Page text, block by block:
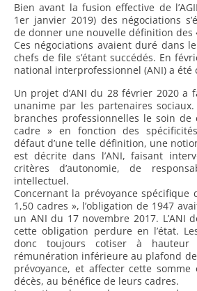
Bien avant la fusion effective de
1er janvier 2019) des négociations
de donner une nouvelle définition des
Ces négociations avaient duré dans
chefs de file s’étant succédés. En
national interprofessionnel (ANI) a été
Un projet d’ANI du 28 février 2020 a
unanime par les partenaires
branches professionnelles le soin
cadre » en fonction des
défaut d’une telle définition, une
est décrite dans l’ANI, faisant
critères d’autonomie, de
intellectuel.
Concernant la prévoyance spécifique
1,50 cadres », l’obligation de 1947
un ANI du 17 novembre 2017. L’ANI
cette obligation perdure en l’état.
donc toujours cotiser à
rémunération inférieure au plafond
prévoyance, et affecter cette
décès, au bénéfice de leurs cadres.